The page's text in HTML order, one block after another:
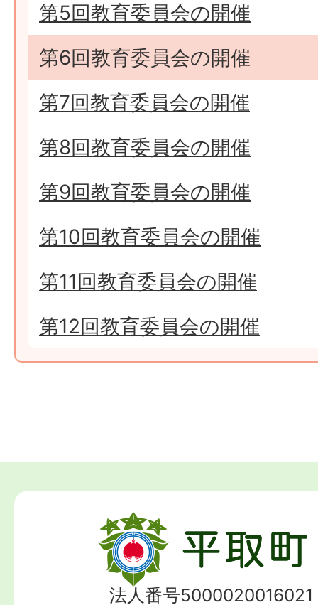
第5回教育委員会の開催
第6回教育委員会の開催
第7回教育委員会の開催
第8回教育委員会の開催
第9回教育委員会の開催
第10回教育委員会の開催
第11回教育委員会の開催
第12回教育委員会の開催
法人番号5000020016021